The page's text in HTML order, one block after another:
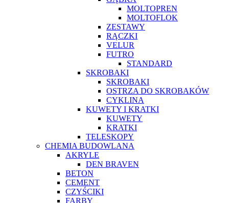
MOLTOPREN
MOLTOFLOK
ZESTAWY
RĄCZKI
VELUR
FUTRO
STANDARD
SKROBAKI
SKROBAKI
OSTRZA DO SKROBAKÓW
CYKLINA
KUWETY I KRATKI
KUWETY
KRATKI
TELESKOPY
CHEMIA BUDOWLANA
AKRYLE
DEN BRAVEN
BETON
CEMENT
CZYŚCIKI
FARBY